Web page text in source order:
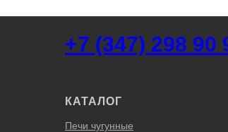
+7 (347) 298 90
КАТАЛОГ
Печи чугунные